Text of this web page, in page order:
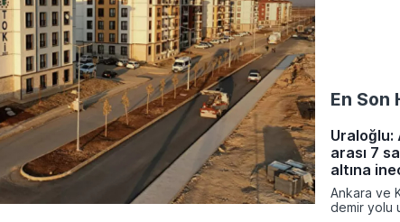
En Son
Uraloğlu:
arası 7
altına
Ankara ve
demir yolu